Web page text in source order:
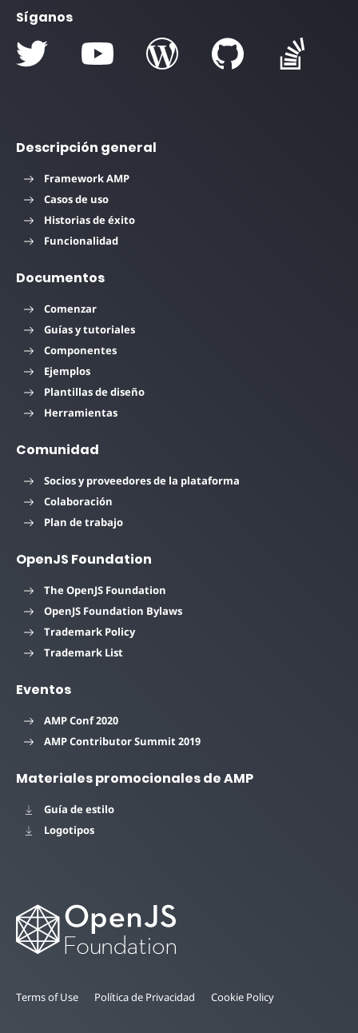
Síganos
Descripción general
Framework AMP
Casos de uso
Historias de éxito
Funcionalidad
Documentos
Comenzar
Guías y tutoriales
Componentes
Ejemplos
Plantillas de diseño
Herramientas
Comunidad
Socios y proveedores de la plataforma
Colaboración
Plan de trabajo
OpenJS Foundation
The OpenJS Foundation
OpenJS Foundation Bylaws
Trademark Policy
Trademark List
Eventos
AMP Conf 2020
AMP Contributor Summit 2019
Materiales promocionales de AMP
Guía de estilo
Logotipos
Terms of Use Política de Privacidad Cookie Policy